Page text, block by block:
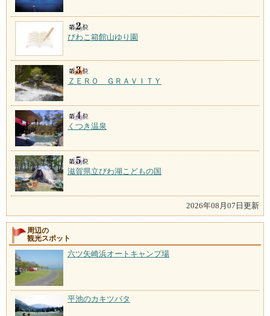
びわこ箱館山ゆり園
ＺＥＲＯ ＧＲＡＶＩＴＹ
くつき温泉
滋賀県立びわ湖こどもの国
2026年08月07日更新
周辺の
観光スポット
六ツ矢崎浜オートキャンプ場
平池のカキツバタ